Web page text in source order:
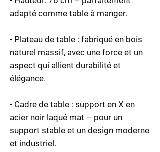
adapté comme table à manger.
- Plateau de table : fabriqué en bois
naturel massif, avec une force et un
aspect qui allient durabilité et
élégance.
- Cadre de table : support en X en
acier noir laqué mat – pour un
support stable et un design moderne
et industriel.